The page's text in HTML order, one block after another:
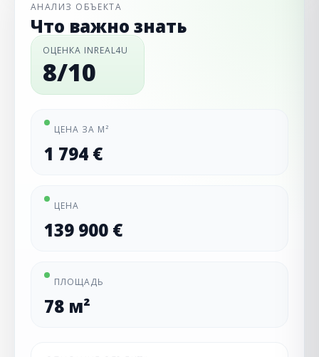
АНАЛИЗ ОБЪЕКТА
Что важно знать
ОЦЕНКА INREAL4U
8/10
ЦЕНА ЗА М²
1 794 €
ЦЕНА
139 900 €
ПЛОЩАДЬ
78 м²